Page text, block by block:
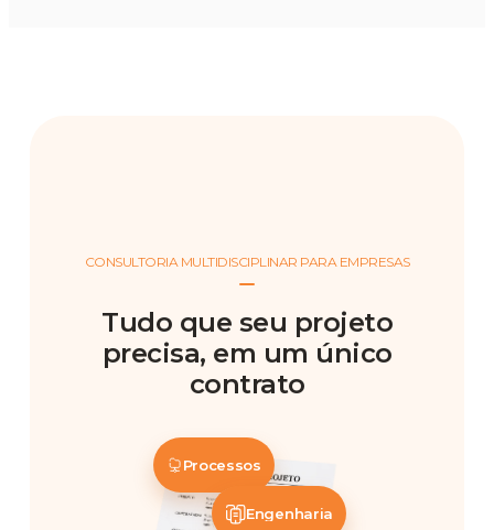
CONSULTORIA MULTIDISCIPLINAR PARA EMPRESAS
Tudo que seu projeto
precisa, em um único
contrato
Processos
Engenharia